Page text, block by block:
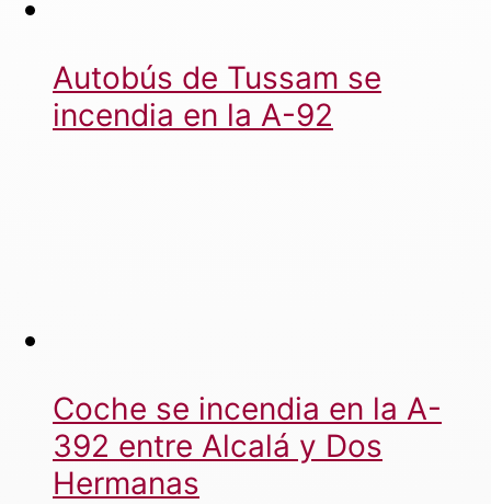
Autobús de Tussam se
incendia en la A-92
Coche se incendia en la A-
392 entre Alcalá y Dos
Hermanas